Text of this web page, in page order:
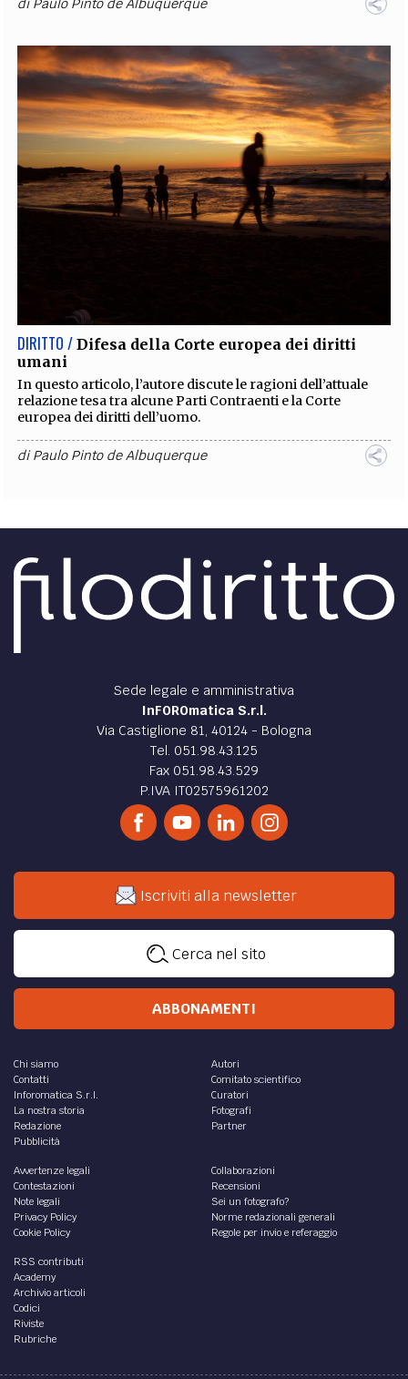
diPaulo Pinto de Albuquerque
DIRITTO / Difesa della Corte europea dei diritti
umani
In questo articolo, l’autore discute le ragioni dell’attuale
relazione tesa tra alcune Parti Contraenti e la Corte
europea dei diritti dell’uomo.
diPaulo Pinto de Albuquerque
Sede legale e amministrativa
InFOROmatica S.r.l.
Via Castiglione 81, 40124 - Bologna
Tel. 051.98.43.125
Fax 051.98.43.529
P.IVA IT02575961202
Iscriviti alla newsletter
Cerca nel sito
ABBONAMENTI
Chi siamo
Contatti
Inforomatica S.r.l.
La nostra storia
Redazione
Pubblicità
Autori
Comitato scientifico
Curatori
Fotografi
Partner
Avvertenze legali
Contestazioni
Note legali
Privacy Policy
Cookie Policy
Collaborazioni
Recensioni
Sei un fotografo?
Norme redazionali generali
Regole per invio e referaggio
RSS contributi
Academy
Archivio articoli
Codici
Riviste
Rubriche